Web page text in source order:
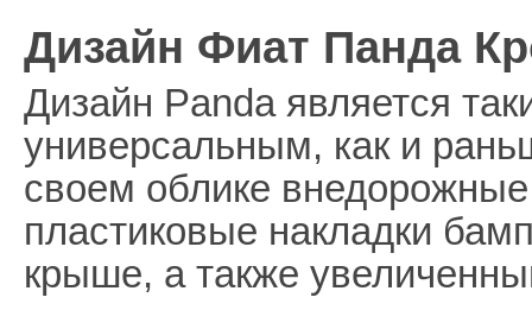
Дизайн Фиат Панда
Дизайн Panda является
универсальным, как и
своем облике внедорожные
пластиковые накладки
крыше, а также